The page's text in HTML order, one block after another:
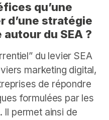
qu’une
d’une stratégie
du SEA ?
du levier SEA
marketing digital,
de répondre
formulées par les
Il permet ainsi de